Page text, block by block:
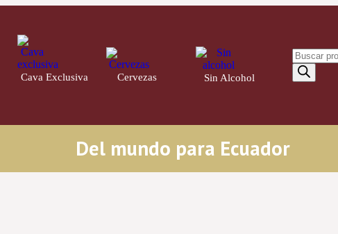
Cava Exclusiva
Cervezas Sin Alcohol
Del mundo para Ecuador